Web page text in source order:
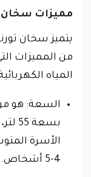
مميزات سخان تورنيدو
من المميزات
المياه
السعة: هو
الأسرة
4-5 أشخاص.